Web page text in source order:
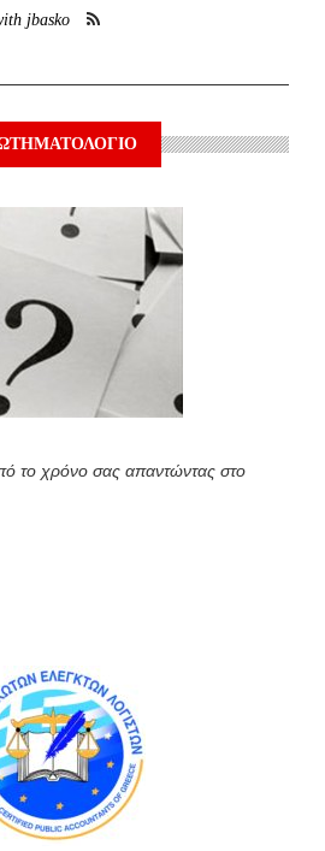
jbasko
το χρόνο σας απαντώντας στο